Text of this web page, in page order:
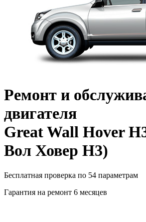
Ремонт и
двигателя
Great Wall Hover
Вол Ховер Н3)
Бесплатная проверка по 54 параметрам
Гарантия на ремонт 6 месяцев